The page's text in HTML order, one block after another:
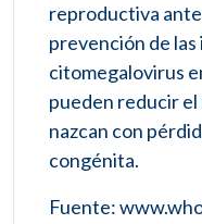
reproductiva
prevención de
citomegalovirus
pueden reducir el
nazcan con
congénita.
Fuente: